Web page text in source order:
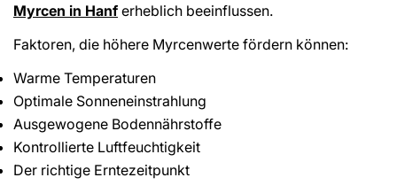
Myrcen in Hanf erheblich beeinflussen.
Faktoren, die höhere Myrcenwerte fördern können:
Warme Temperaturen
Optimale Sonneneinstrahlung
Ausgewogene Bodennährstoffe
Kontrollierte Luftfeuchtigkeit
Der richtige Erntezeitpunkt